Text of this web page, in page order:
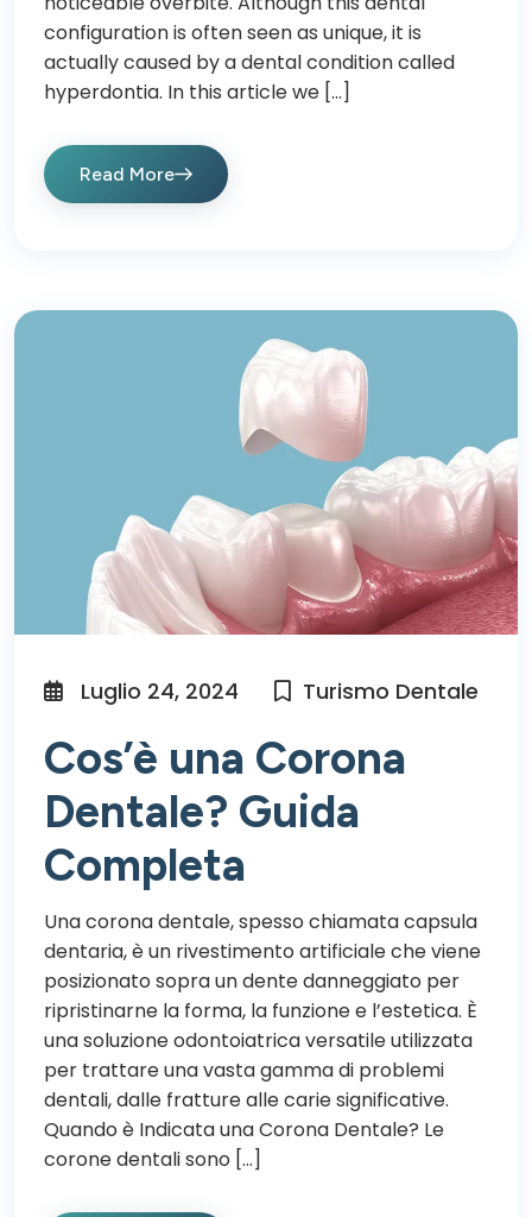
configuration is often seen as unique, it is
actually caused by a dental condition called
hyperdontia. In this article we […]
Read More
Luglio 24, 2024 Turismo Dentale
Cos’è una Corona
Dentale? Guida
Completa
Una corona dentale, spesso chiamata capsula
dentaria, è un rivestimento artificiale che viene
posizionato sopra un dente danneggiato per
ripristinarne la forma, la funzione e l’estetica. È
una soluzione odontoiatrica versatile utilizzata
per trattare una vasta gamma di problemi
dentali, dalle fratture alle carie significative.
Quando è Indicata una Corona Dentale? Le
corone dentali sono […]